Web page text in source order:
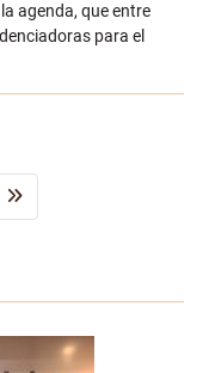
agenda, que entre
para el